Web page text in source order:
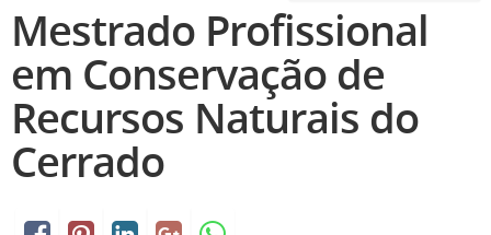
Mestrado Profissional
em Conservação de
Recursos Naturais do
Cerrado